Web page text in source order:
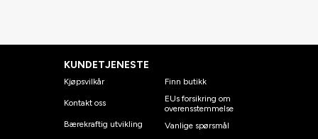
KUNDETJENESTE
Kjøpsvilkår
Kontakt oss
Bærekraftig utvikling
Finn butikk
EUs forsikring om
overensstemmelse
Vanlige spørsmål